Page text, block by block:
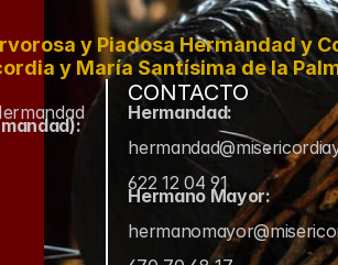
y Piadosa Hermandad y
y María Santísima de la
CONTACTO
Hermandad:
622 12 04 91
Hermano Mayor: